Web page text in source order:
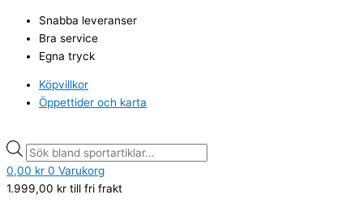
innehåll
Snabba leveranser
Bra service
Egna tryck
Köpvillkor
Öppettider och karta
search
0,00 kr 0 Varukorg
1.999,00 kr till fri frakt
search